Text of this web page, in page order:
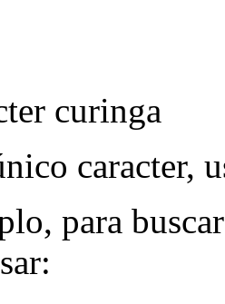
curinga
caracter,
para